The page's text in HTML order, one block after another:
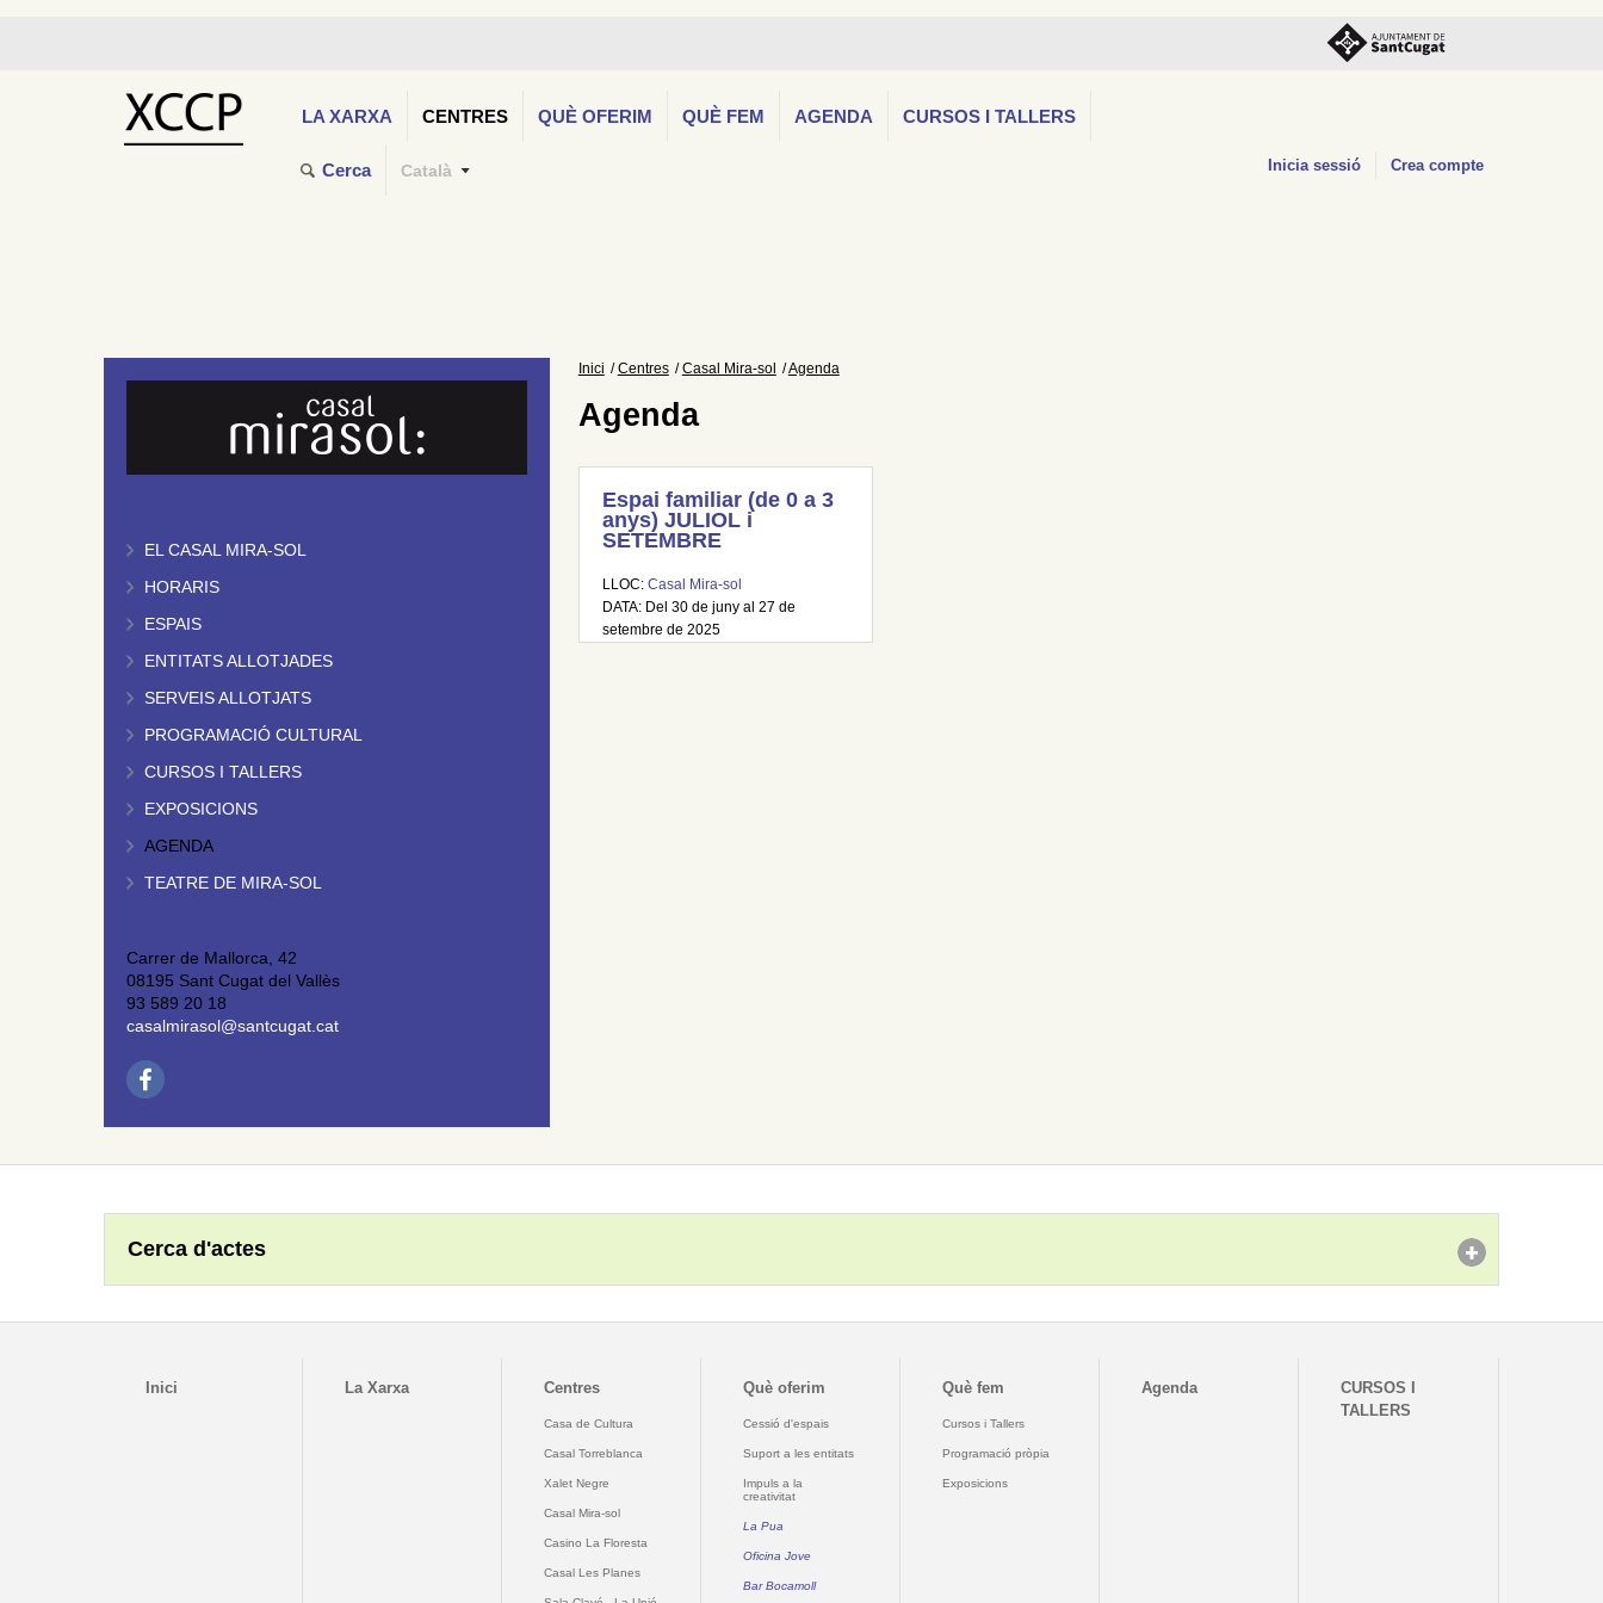
LA XARXA CENTRES QUÈ OFERIM QUÈ FEM AGENDA CURSOS I TALLERS
Cerca Català Inicia sessió Crea compte
EL CASAL MIRA-SOL
HORARIS
ESPAIS
ENTITATS ALLOTJADES
SERVEIS ALLOTJATS
PROGRAMACIÓ CULTURAL
CURSOS I TALLERS
EXPOSICIONS
AGENDA
TEATRE DE MIRA-SOL
Carrer de Mallorca, 42
08195 Sant Cugat del Vallès
93 589 20 18
casalmirasol@santcugat.cat
Inici Centres Casal Mira-sol Agenda
Agenda
Espai familiar (de 0 a 3
anys) JULIOL i
SETEMBRE
LLOC: Casal Mira-sol
DATA: Del 30 de juny al 27 de
setembre de 2025
Cerca d'actes
Inici La Xarxa Centres
Casa de Cultura
Casal Torreblanca
Xalet Negre
Casal Mira-sol
Casino La Floresta
Casal Les Planes
Què oferim
Cessió d'espais
Suport a les entitats
Impuls a la
creativitat
La Pua
Oficina Jove
Bar Bocamoll
Què fem
Cursos i Tallers
Programació pròpia
Exposicions
Agenda
CURSOS I
TALLERS